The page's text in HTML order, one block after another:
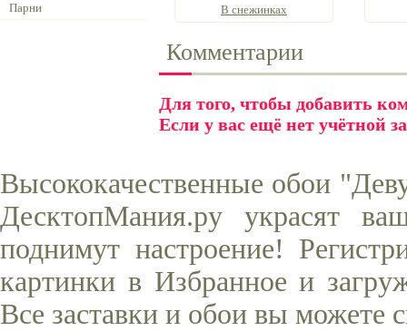
Парни
В снежинках
Комментарии
Для того, чтобы добавить
Если у вас ещё нет учётной
Высококачественные обои
ДесктопМания.ру украсят
поднимут настроение!
картинки в Избранное и
Все заставки и обои вы можете